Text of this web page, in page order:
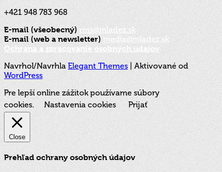
+421 948 783 968
E-mail (všeobecný)rms@mladez.sk
E-mail (web a newsletter) media@mladez.sk
Ochrana a spracovanie osobných údajov
Navrhol/NavrhlaElegant Themes| Aktivované od
WordPress
Pre lepší online zážitok používame súbory
cookies.
Nastavenia cookies Prijať
Close
Prehľad ochrany osobných údajov